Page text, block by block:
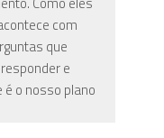
com
que
e
o nosso plano